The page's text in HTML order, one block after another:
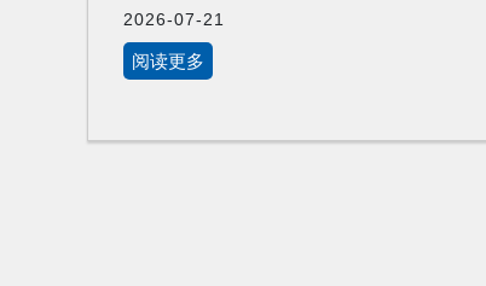
2026-07-21
阅读更多